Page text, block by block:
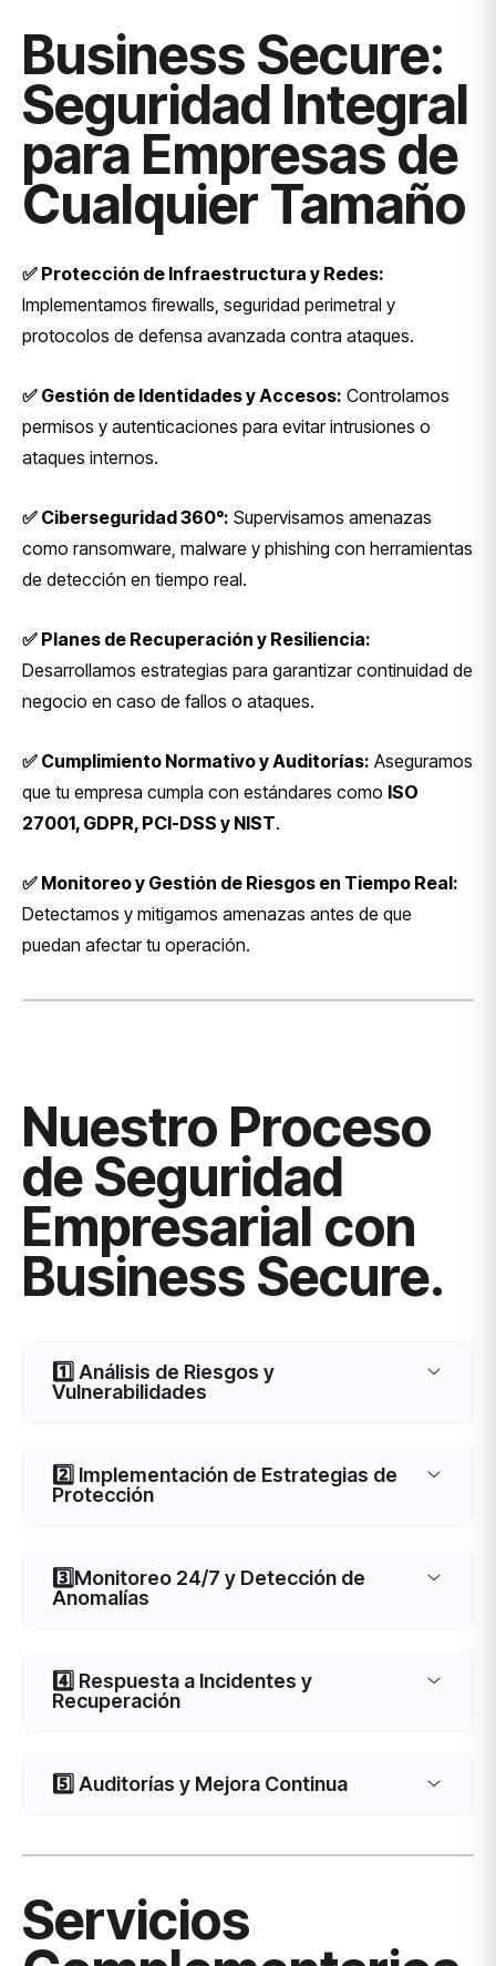
Business Secure:
Seguridad Integral
para Empresas de
Cualquier Tamaño
✅ Protección de Infraestructura y Redes:
Implementamos firewalls, seguridad perimetral y
protocolos de defensa avanzada contra ataques.
✅ Gestión de Identidades y Accesos: Controlamos
permisos y autenticaciones para evitar intrusiones o
ataques internos.
✅ Ciberseguridad 360°: Supervisamos amenazas
como ransomware, malware y phishing con herramientas
de detección en tiempo real.
✅ Planes de Recuperación y Resiliencia:
Desarrollamos estrategias para garantizar continuidad de
negocio en caso de fallos o ataques.
✅ Cumplimiento Normativo y Auditorías: Aseguramos
que tu empresa cumpla con estándares como ISO
27001, GDPR, PCI-DSS y NIST.
✅ Monitoreo y Gestión de Riesgos en Tiempo Real:
Detectamos y mitigamos amenazas antes de que
puedan afectar tu operación.
Nuestro Proceso
de Seguridad
Empresarial con
Business Secure.
1️⃣ Análisis de Riesgos y
Vulnerabilidades
2️⃣ Implementación de Estrategias de
Protección
3️⃣Monitoreo 24/7 y Detección de
Anomalías
4️⃣ Respuesta a Incidentes y
Recuperación
5️⃣ Auditorías y Mejora Continua
Servicios